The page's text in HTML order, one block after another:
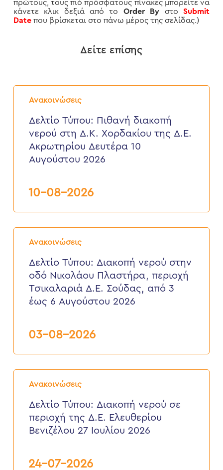
πρώτους, τους πιό πρόσφατους πίνακες μπορείτε να
κάνετε κλικ δεξιά από το Order By στοSubmit
Dateπου βρίσκεται στο πάνω μέρος της σελίδας.)
Δείτε επίσης
Ανακοινώσεις
Δελτίο
Τύπου:
διακοπή
νερού
Χορδακίου
Δευτέρα
2026
Δελτίο Τύπου: Πιθανή διακοπή
νερού στη Δ.Κ. Χορδακίου της Δ.Ε.
Ακρωτηρίου Δευτέρα 10
Αυγούστου 2026
10-08-2026
Ανακοινώσεις
Δελτίο
Τύπου:
νερού
στην
Νικολάου
Πλαστήρα,
περιοχή
Σούδας,
έως
2026
Δελτίο Τύπου: Διακοπή νερού στην
οδό Νικολάου Πλαστήρα, περιοχή
Τσικαλαριά Δ.Ε. Σούδας, από 3
έως 6 Αυγούστου 2026
03-08-2026
Ανακοινώσεις
Δελτίο
Τύπου:
νερού
περιοχή
Δελτίο Τύπου: Διακοπή νερού σε
περιοχή της Δ.Ε. Ελευθερίου
Βενιζέλου 27 Ιουλίου 2026
24-07-2026